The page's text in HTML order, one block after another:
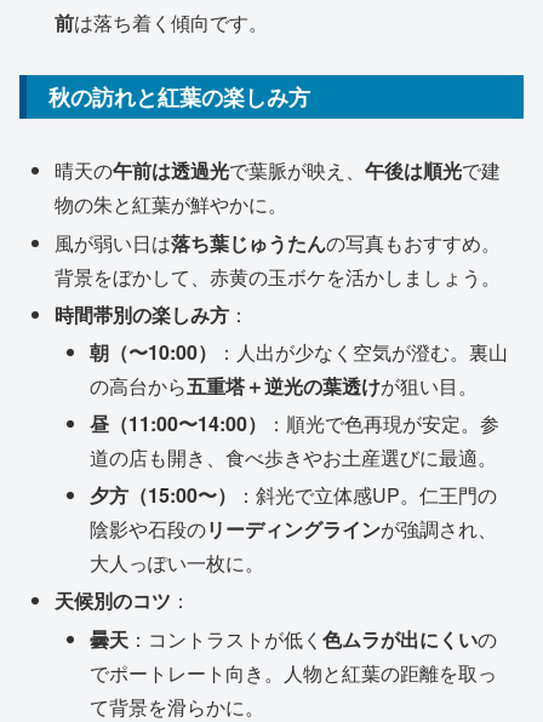
前は落ち着く傾向です。
秋の訪れと紅葉の楽しみ方
晴天の午前は透過光で葉脈が映え、午後は順光で建
物の朱と紅葉が鮮やかに。
風が弱い日は落ち葉じゅうたんの写真もおすすめ。
背景をぼかして、赤黄の玉ボケを活かしましょう。
時間帯別の楽しみ方 ：
朝（〜10:00）
：人出が少なく空気が澄む。裏山
の高台から五重塔＋逆光の葉透けが狙い目。
昼（11:00〜14:00）
：順光で色再現が安定。参
道の店も開き、食べ歩きやお土産選びに最適。
夕方（15:00〜）
：斜光で立体感UP。仁王門の
陰影や石段のリーディングラインが強調され、
大人っぽい一枚に。
天候別のコツ ：
曇天 ：コントラストが低く色ムラが出にくいの
でポートレート向き。人物と紅葉の距離を取っ
て背景を滑らかに。